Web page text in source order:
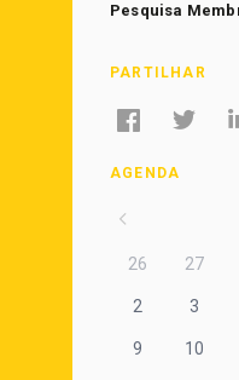
Pesquisa
PARTILHAR
AGENDA
26 27
2 3
9 10